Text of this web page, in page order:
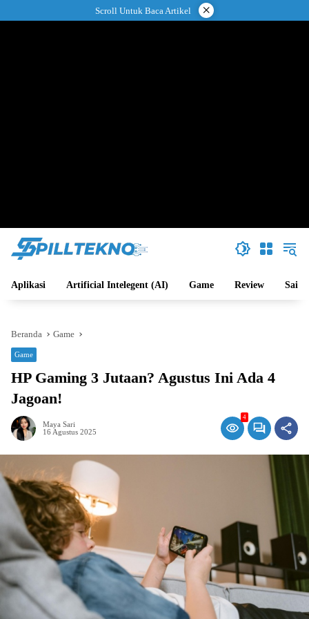
ke
Scroll Untuk Baca Artikel ×
Aplikasi Artificial Intelegent (AI) Game Review Sains
Beranda Game
Game
HP Gaming 3 Jutaan? Agustus Ini Ada 4
Jagoan!
Maya Sari
16 Agustus 2025
4